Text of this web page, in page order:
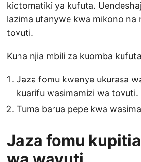
kiotomatiki ya kufuta.
lazima ufanywe kwa mikono na
tovuti.
Kuna njia mbili za kuomba
Jaza fomu kwenye ukurasa
kuarifu wasimamizi wa tovuti.
Tuma barua pepe kwa
Jaza fomu